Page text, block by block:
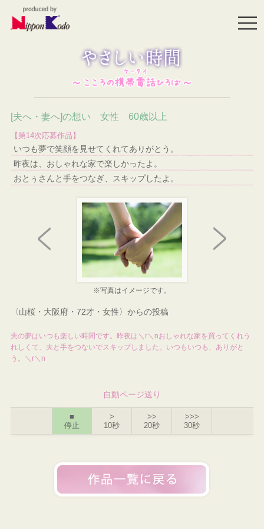
[夫へ・妻へ]の想い 女性 60歳以上
【第14次応募作品】
いつも夢で笑顔を見せてくれてありがとう。
昨夜は、おしゃれな家で楽しかったよ。
おとぅさんと手をつなぎ、スキップしたよ。
※写真はイメージです。
〈山桜・大阪府・72才・女性〉からの投稿
夫の夢はいつも楽しい時間です。昨夜は＼r＼nおしゃれな家を買ってくれう
れしくて、夫と手をつないでスキップしました。いつもいつも、ありがと
う。＼r＼n
自動ページ送り
■
停止
>
10秒
>>
20秒
>>>
30秒